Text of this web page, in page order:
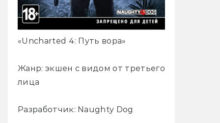
«Uncharted 4: Путь вора»
Жанр: экшен с видом от третьего
лица
Разработчик: Naughty Dog